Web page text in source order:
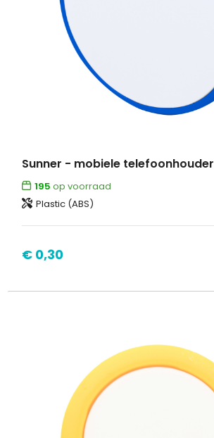
Sunner - mobiele telefoonhouder
195 op voorraad
Plastic (ABS)
€ 0,30